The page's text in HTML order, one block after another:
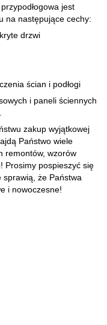
jest
na następujące cechy:
drzwi
ścian i podłogi
i paneli ściennych
zakup wyjątkowej
Państwo wiele
remontów, wzorów
Prosimy pospieszyć się
że Państwa
i nowoczesne!